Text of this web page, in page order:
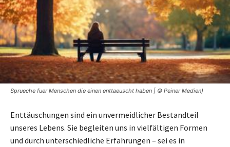
Sprueche fuer Menschen die einen enttaeuscht haben | © Peiner Medien)
Enttäuschungen sind ein unvermeidlicher Bestandteil
unseres Lebens. Sie begleiten uns in vielfältigen Formen
und durch unterschiedliche Erfahrungen – sei es in